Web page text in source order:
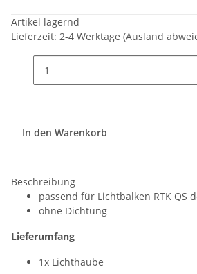
Artikel lagernd
Lieferzeit: 2-4 Werktage (Ausland
In den Warenkorb
Beschreibung
passend für Lichtbalken RTK QS
ohne Dichtung
Lieferumfang
1x Lichthaube